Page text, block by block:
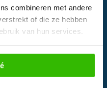
combineren met andere
of die ze hebben
van hun services.